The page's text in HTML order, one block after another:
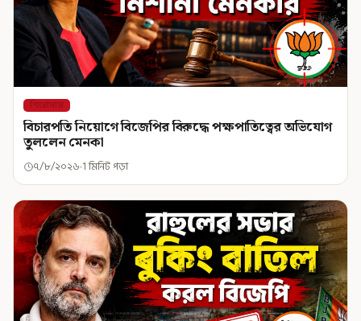
শিরোনাম
বিচারপতি নিয়োগে বিজেপির বিরুদ্ধে পক্ষপাতিত্বের অভিযোগ
তুললেন মেনকা
৭/৮/২০২৬ 1 মিনিট পড়া